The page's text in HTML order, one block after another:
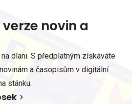
novin a
dlani. S předplatným získáváte
a časopisům v digitální
stánku.